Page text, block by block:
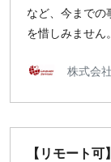
など、今までの
を惜しみません
株式会
【リモート